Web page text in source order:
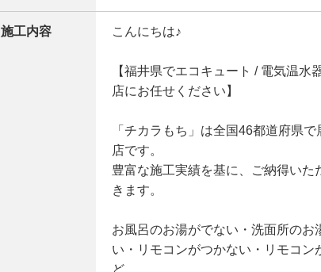
施工内容 こんにちは♪
【福井県でエコキュート / 電気温
店にお任せください】
「チカラもち」は全国46都道府県
店です。
豊富な施工実績を基に、ご納得い
きます。
お風呂のお湯がでない・洗面所の
い・リモコンがつかない・リモコ